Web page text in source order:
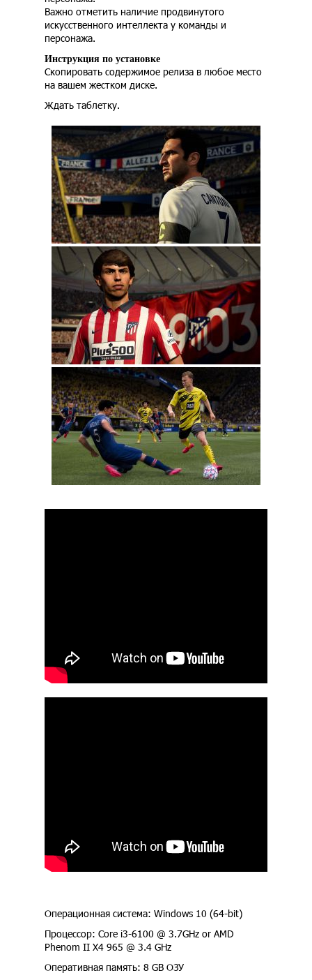
Важно отметить наличие продвинутого
искусственного интеллекта у команды и
персонажа.
Инструкция по установке
Скопировать содержимое релиза в любое место
на вашем жестком диске.
Ждать таблетку.
Операционная система: Windows 10 (64-bit)
Процессор: Core i3-6100 @ 3.7GHz or AMD
Phenom II X4 965 @ 3.4 GHz
Оперативная память: 8 GB ОЗУ